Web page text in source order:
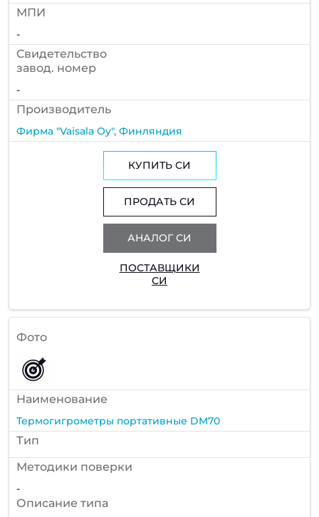
МПИ
-
Cвидетельство
завод. номер
-
Производитель
Фирма "Vaisala Oy", Финляндия
КУПИТЬ СИ
ПРОДАТЬ СИ
АНАЛОГ СИ
ПОСТАВЩИКИ
СИ
Фото
Наименование
Термогигрометры портативные DM70
Тип
Методики поверки
-
Описание типа